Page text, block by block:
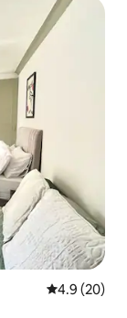
Calificación
4.9 (20)